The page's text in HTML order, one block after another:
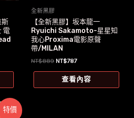
斯
電
全新黑膠
【全新黑膠】坂本龍一
Ryuichi Sakamoto-星星知
我心Proxima電影原聲
帶/MILAN
NT$889 原
格：
NT$787目
價
格：
查看內容
特價